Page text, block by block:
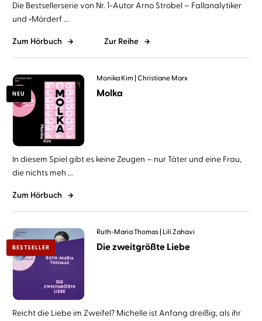
Die Bestsellerserie von Nr. 1-Autor Arno Strobel – Fallanalytiker
und »Mörderf ...
Zum Hörbuch Zur Reihe
NEU
Monika Kim Christiane Marx
Molka
In diesem Spiel gibt es keine Zeugen – nur Täter und eine Frau,
die nichts meh ...
Zum Hörbuch
BESTSELLER
Ruth-Maria Thomas Lili Zahavi
Die zweitgrößte Liebe
Reicht die Liebe im Zweifel? Michelle ist Anfang dreißig, als ihr